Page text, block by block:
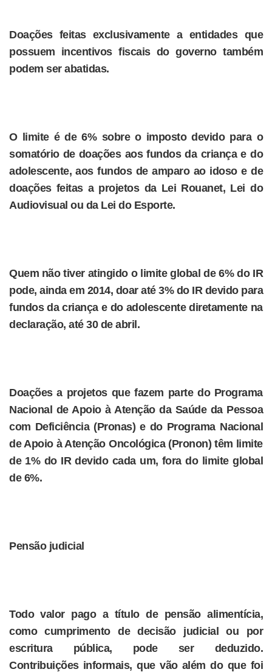
Doações feitas exclusivamente a entidades que
possuem incentivos fiscais do governo também
podem ser abatidas.
O limite é de 6% sobre o imposto devido para o
somatório de doações aos fundos da criança e do
adolescente, aos fundos de amparo ao idoso e de
doações feitas a projetos da Lei Rouanet, Lei do
Audiovisual ou da Lei do Esporte.
Quem não tiver atingido o limite global de 6% do IR
pode, ainda em 2014, doar até 3% do IR devido para
fundos da criança e do adolescente diretamente na
declaração, até 30 de abril.
Doações a projetos que fazem parte do Programa
Nacional de Apoio à Atenção da Saúde da Pessoa
com Deficiência (Pronas) e do Programa Nacional
de Apoio à Atenção Oncológica (Pronon) têm limite
de 1% do IR devido cada um, fora do limite global
de 6%.
Pensão judicial
Todo valor pago a título de pensão alimentícia,
como cumprimento de decisão judicial ou por
escritura pública, pode ser deduzido.
Contribuições informais, que vão além do que foi